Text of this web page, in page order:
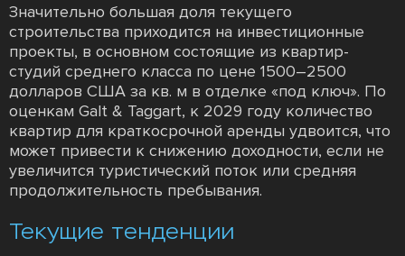
Значительно большая доля текущего
строительства приходится на инвестиционные
проекты, в основном состоящие из квартир-
студий среднего класса по цене 1500–2500
долларов США за кв. м в отделке «под ключ». По
оценкам Galt & Taggart, к 2029 году количество
квартир для краткосрочной аренды удвоится, что
может привести к снижению доходности, если не
увеличится туристический поток или средняя
продолжительность пребывания.
Текущие тенденции